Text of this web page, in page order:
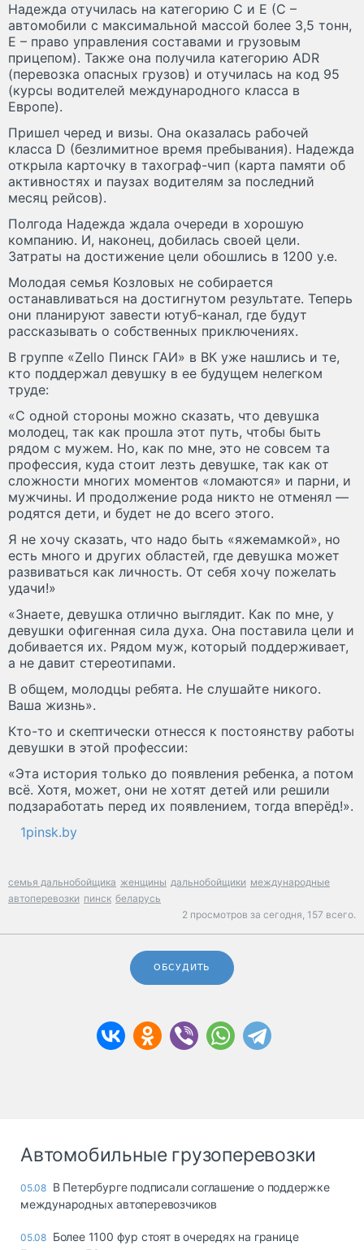
Надежда отучилась на категорию C и Е (С –
автомобили с максимальной массой более 3,5 тонн,
Е – право управления составами и грузовым
прицепом). Также она получила категорию ADR
(перевозка опасных грузов) и отучилась на код 95
(курсы водителей международного класса в
Европе).
Пришел черед и визы. Она оказалась рабочей
класса D (безлимитное время пребывания). Надежда
открыла карточку в тахограф-чип (карта памяти об
активностях и паузах водителям за последний
месяц рейсов).
Полгода Надежда ждала очереди в хорошую
компанию. И, наконец, добилась своей цели.
Затраты на достижение цели обошлись в 1200 y.e.
Молодая семья Козловых не собирается
останавливаться на достигнутом результате. Теперь
они планируют завести ютуб-канал, где будут
рассказывать о собственных приключениях.
В группе «Zello Пинск ГАИ» в ВК уже нашлись и те,
кто поддержал девушку в ее будущем нелегком
труде:
«С одной стороны можно сказать, что девушка
молодец, так как прошла этот путь, чтобы быть
рядом с мужем. Но, как по мне, это не совсем та
профессия, куда стоит лезть девушке, так как от
сложности многих моментов «ломаются» и парни, и
мужчины. И продолжение рода никто не отменял —
родятся дети, и будет не до всего этого.
Я не хочу сказать, что надо быть «яжемамкой», но
есть много и других областей, где девушка может
развиваться как личность. От себя хочу пожелать
удачи!»
«Знаете, девушка отлично выглядит. Как по мне, у
девушки офигенная сила духа. Она поставила цели и
добивается их. Рядом муж, который поддерживает,
а не давит стереотипами.
В общем, молодцы ребята. Не слушайте никого.
Ваша жизнь».
Кто-то и скептически отнесся к постоянству работы
девушки в этой профессии:
«Эта история только до появления ребенка, а потом
всё. Хотя, может, они не хотят детей или решили
подзаработать перед их появлением, тогда вперёд!».
1pinsk.by
семья дальнобойщика женщины дальнобойщики международные
автоперевозки пинск беларусь
2 просмотров за сегодня, 157 всего.
ОБСУДИТЬ
Автомобильные грузоперевозки
05.08 В Петербурге подписали соглашение о поддержке
международных автоперевозчиков
05.08 Более 1100 фур стоят в очередях на границе